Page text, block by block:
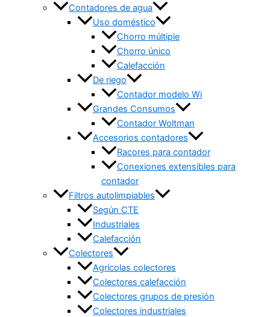
Contadores de agua
Uso doméstico
Chorro múltiple
Chorro único
Calefacción
De riego
Contador modelo Wi
Grandes Consumos
Contador Woltman
Accesorios contadores
Racores para contador
Conexiones extensibles para
contador
Filtros autolimpiables
Según CTE
Industriales
Calefacción
Colectores
Agrícolas colectores
Colectores calefacción
Colectores grupos de presión
Colectores industriales